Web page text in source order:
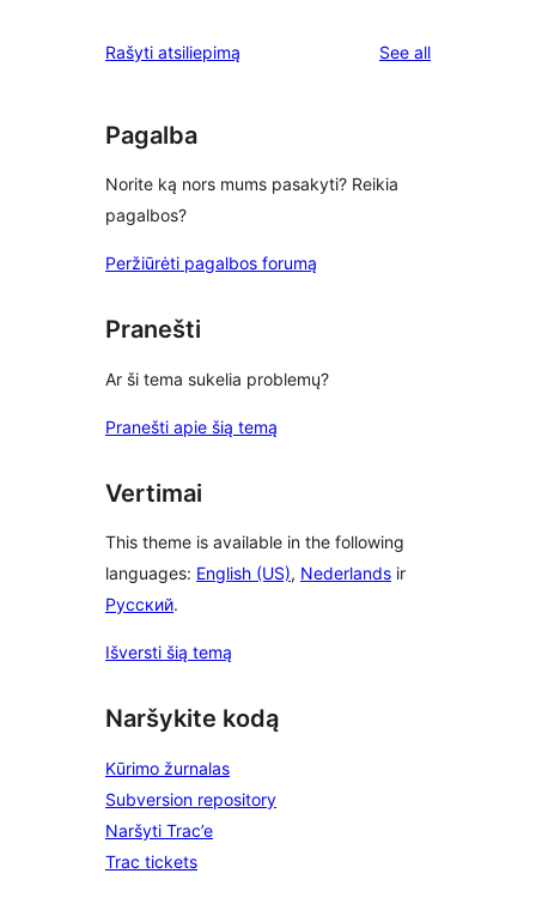
Rašyti atsiliepimą See allreviews
Pagalba
Norite ką nors mums pasakyti? Reikia
pagalbos?
Peržiūrėti pagalbos forumą
Pranešti
Ar ši tema sukelia problemų?
Pranešti apie šią temą
Vertimai
This theme is available in the following
languages: English (US), Nederlands ir
Русский.
Išversti šią temą
Naršykite kodą
Kūrimo žurnalas
Subversion repository
Naršyti Trac’e
Trac tickets